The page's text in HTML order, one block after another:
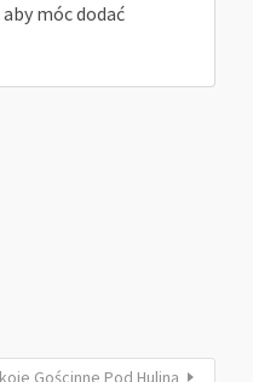
aby móc dodać
Gościnne Pod Huliną